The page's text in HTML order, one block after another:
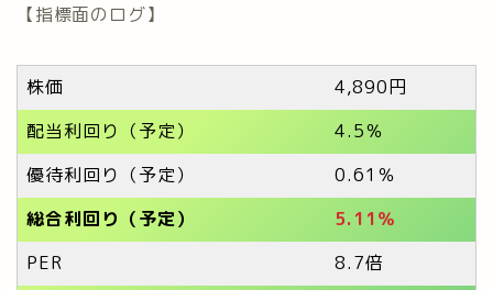
【指標面のログ】
株価
4,890円
配当利回り（予定）
4.5％
優待利回り（予定）
0.61％
総合利回り（予定）
5.11％
PER
8.7倍